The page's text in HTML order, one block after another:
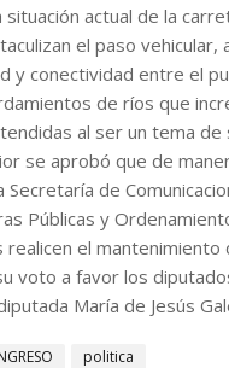
situación actual de la
el paso
y conectividad entre el
de ríos que
al ser un tema
se aprobó que de
Secretaría de
Públicas y
realicen el mantenimiento
voto a favor los
María de Jesús
politica